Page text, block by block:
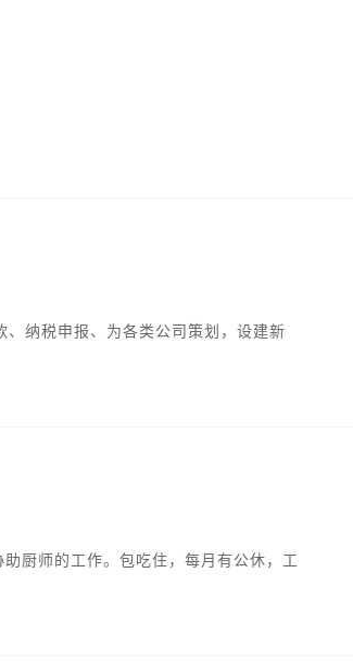
纳税申报、为各类公司策划，设建新
厨师的工作。包吃住，每月有公休，工